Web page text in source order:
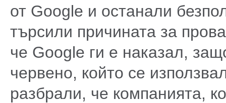
от Google и останали
търсили причината за
че Google ги е наказал,
червено, който се
разбрали, че компанията,